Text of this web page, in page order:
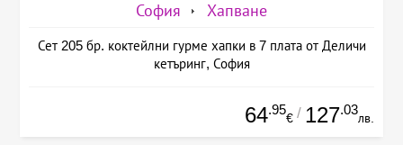
София Хапване
Сет 205 бр. коктейлни гурме хапки в 7 плата от Деличи
кетъринг, София
64.95
€ / 127.03
лв.